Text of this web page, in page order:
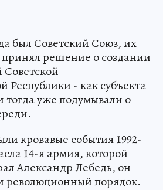
был Советский Союз, их
решение о создании
Республики - как субъекта
уже подумывали о
кровавые события 1992-
14-я армия, которой
Александр Лебедь, он
революционный порядок.